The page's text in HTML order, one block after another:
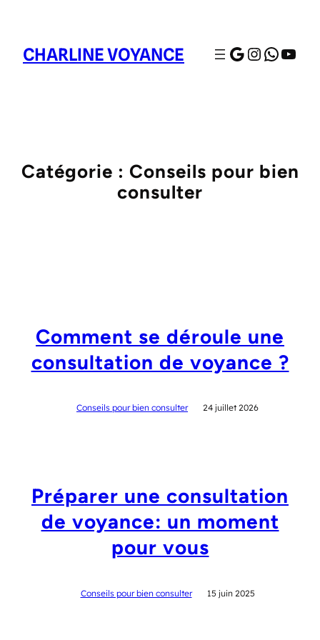
CHARLINE VOYANCE Google
Catégorie : Conseils pour bien
consulter
Comment se déroule une
consultation de voyance ?
Conseils pour bien consulter 24 juillet 2026
Préparer une consultation
de voyance: un moment
pour vous
Conseils pour bien consulter 15 juin 2025